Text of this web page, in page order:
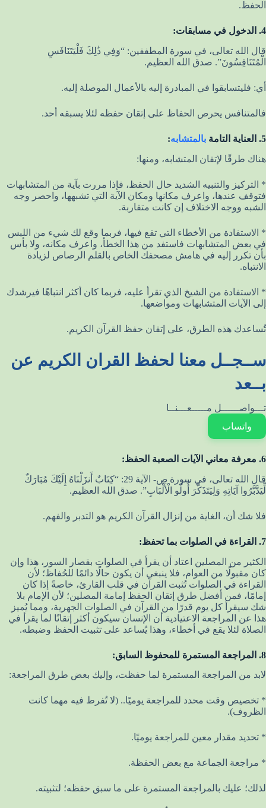
الحفظ.
4. الدخول في مسابقات:
قال الله تعالى، في سورة المطففين: “وَفِي ذَٰلِكَ فَلْيَتَنَافَسِ
الْمُتَنَافِسُونَ”. صدق الله العظيم.
أي: فليتسابقوا في المبادرة إليه بالأعمال الموصلة إليه.
فالمتنافس يحرص الحفاظ على إتقان حفظه لئلا يسبقه أحد.
5. العناية التامة بالمتشابه:
هناك طرقًا لإتقان المتشابه، ومنها:
* التركيز والتنبيه الشديد حال الحفظ، فإذا مررت بآية من المتشابهات
فتوقف عندها، واعرف مكانها ومكان الآية التي تشبهها، واحصر وجه
الشبه ووجه الاختلاف إن كانت متقاربة.
* الاستفادة من الأخطاء التي تقع فيها، فربما وقع لك شيء من اللبس
في بعض المتشابهات فاستفد من هذا الخطأ، واعرف مكانه، ولا بأس
بأن تكرر إليه في هامش مصحفك الخاص بالقلم الرصاص لزيادة
الانتباه.
* الاستفادة من الشيخ الذي تقرأ عليه، فربما كان أكثر انتباهًا فيرشدك
إلى الآيات المتشابهات ومواضعها.
تُساعدك هذه الطرق، على إتقان حفظ القرآن الكريم.
ســجــل معنا لحفظ القران الكريم عن
بــعد
تـــواصــــــل مـــــعـــنــا
واتساب
6. معرفة معاني الآيات الصعبة الحفظ:
قال الله تعالى، في سورة ص- الآية 29: “كِتَابٌ أَنزَلْنَاهُ إِلَيْكَ مُبَارَكٌ
لِّيَدَّبَّرُوا آيَاتِهِ وَلِيَتَذَكَّرَ أُولُو الْأَلْبَابِ”. صدق الله العظيم.
فلا شك أن، الغاية من إنزال القرآن الكريم هو التدبر والفهم.
7. القراءة في الصلوات بما تحفظ:
الكثير من المصلين اعتاد أن يقرأ في الصلوات بقصار السور، هذا وإن
كان مقبولًا من العوام، فلا ينبغي أن يكون حالًا دائمًا للحُفاظ؛ لأن
القراءة في الصلوات تُثبت القرآن في قلب القارئ، خاصةً إذا كان
إمامًا، فمن أفضل طرق إتقان الحفظ إمامة المصلين؛ لأن الإمام بلا
شك سيقرأ كل يوم قدرًا من القرآن في الصلوات الجهرية، ومما يُميز
هذا عن المراجعة الاعتيادية أن الإنسان سيكون أكثر إتقانًا لما يقرأ في
الصلاة لئلا يقع في أخطاء، وهذا يُساعد على تثبيت الحفظ وضبطه.
8. المراجعة المستمرة للمحفوظ السابق:
لابد من المراجعة المستمرة لما حفظت، وإليك بعض طرق المراجعة:
* تخصيص وقت محدد للمراجعة يوميًا.. (لا تُفرط فيه مهما كانت
الظروف).
* تحديد مقدار معين للمراجعة يوميًا.
* مراجعة الجماعة مع بعض الحفظة.
لذلك؛ عليك بالمراجعة المستمرة على ما سبق حفظه؛ لتثبيته.